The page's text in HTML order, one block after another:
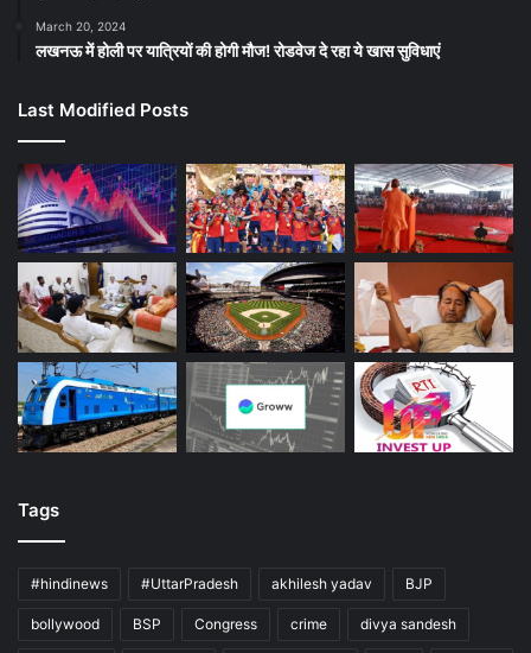
March 20, 2024
लखनऊ में होली पर यात्रियों की होगी मौज! रोडवेज दे रहा ये खास सुविधाएं
Last Modified Posts
Tags
#hindinews #UttarPradesh akhilesh yadav BJP
bollywood BSP Congress crime divya sandesh